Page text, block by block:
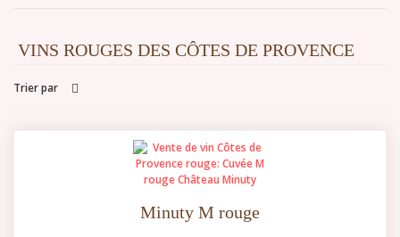
VINS ROUGES DES CÔTES DE PROVENCE
Trier par
Minuty M rouge